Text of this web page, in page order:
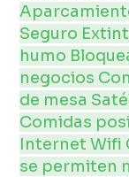
Seguro
humo
negocios
de mesa
Comidas
InternetWifi
se permiten